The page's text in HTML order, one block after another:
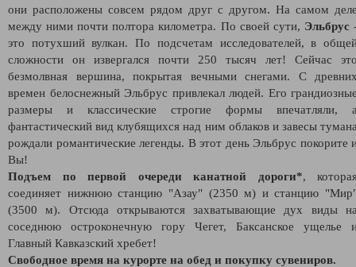
они расположены совсем рядом друг с другом. На самом
между ними почти полтора километра. По своей сути, Эльбрус
это потухший вулкан. По подсчетам исследователей, в
сложности он извергался почти 250 тысяч лет! Сейчас
безмолвная вершина, покрытая вечными снегами. С
времен белоснежный Эльбрус привлекал людей. Его
размеры и классические строгие формы впечатляли,
фантастический вид клубящихся над ним облаков и завесы
рождали романтические легенды. В этот день Эльбрус покорите
Вы!
Подъем по первой очереди канатной дороги*,
соединяет нижнюю станцию "Азау" (2350 м) и станцию
(3500 м). Отсюда открываются захватывающие дух виды
соседнюю остроконечную гору Чегет, Баксанское ущелье
Главный Кавказский хребет!
Свободное время на курорте на обед и покупку сувениров.